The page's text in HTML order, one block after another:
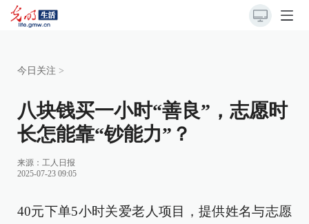
今日关注 >
八块钱买一小时“善良”，志愿时
长怎能靠“钞能力”？
来源： 工人日报
2025-07-23 09:05
40元下单5小时关爱老人项目，提供姓名与志愿